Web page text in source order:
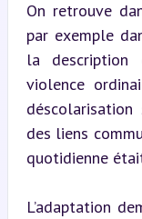
On retrouve
par exemple
la
violence
des liens
quotidienne
L’adaptation